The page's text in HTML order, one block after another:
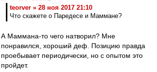
teorver » 28 ноя 2017 21:10
Что скажете о Паредесе и Маммане?
А Маммана-то чего натворил? Мне
понравился, хороший деф. Позицию правда
проебывает периодически, но с опытом это
пройдет.